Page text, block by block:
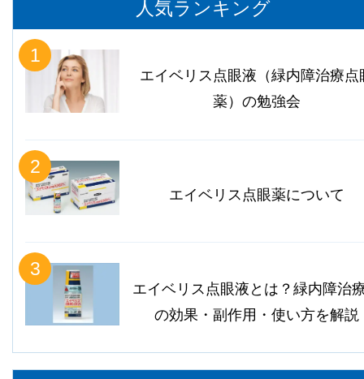
人気ランキング
1
エイベリス点眼液（緑内障治療点
薬）の勉強会
2
エイベリス点眼薬について
3
エイベリス点眼液とは？緑内障治
の効果・副作用・使い方を解説